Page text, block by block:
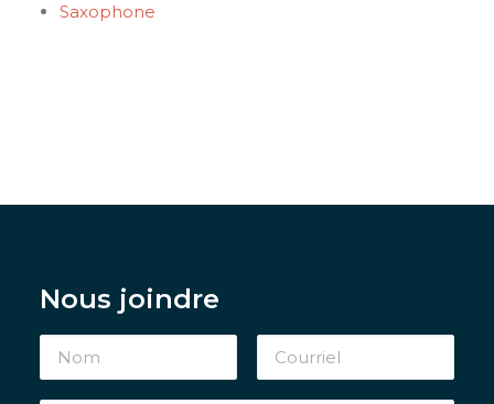
Saxophone
Nous joindre